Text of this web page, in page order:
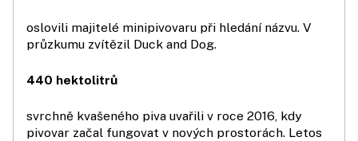
oslovili majitelé minipivovaru při hledání názvu. V
průzkumu zvítězil Duck and Dog.
440 hektolitrů
svrchně kvašeného piva uvařili v roce 2016, kdy
pivovar začal fungovat v nových prostorách. Letos